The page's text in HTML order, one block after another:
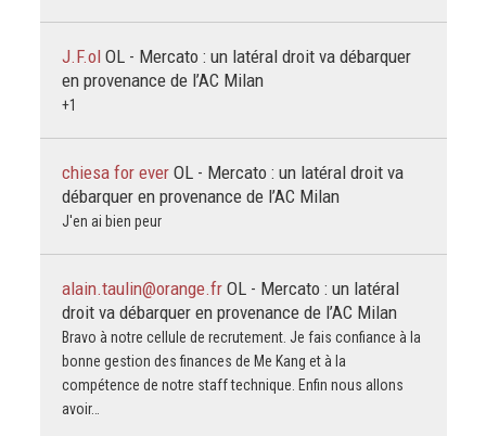
J.F.ol OL - Mercato : un latéral droit va débarquer
en provenance de l’AC Milan
+1
chiesa for ever OL - Mercato : un latéral droit va
débarquer en provenance de l’AC Milan
J'en ai bien peur
alain.taulin@orange.fr OL - Mercato : un latéral
droit va débarquer en provenance de l’AC Milan
Bravo à notre cellule de recrutement. Je fais confiance à la
bonne gestion des finances de Me Kang et à la
compétence de notre staff technique. Enfin nous allons
avoir…